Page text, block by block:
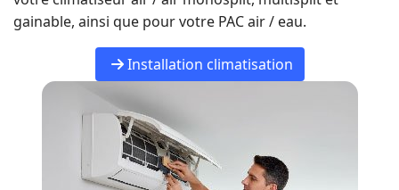
gainable, ainsi que pour votre PAC air / eau.
Installation climatisation